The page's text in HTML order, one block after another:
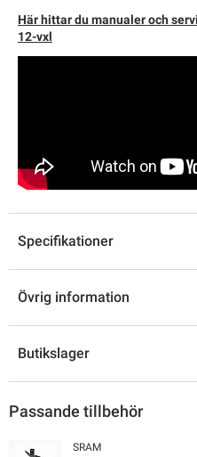
Här hittar du manualer och
12-vxl
Specifikationer
Övrig information
Butikslager
Passande tillbehör
SRAM